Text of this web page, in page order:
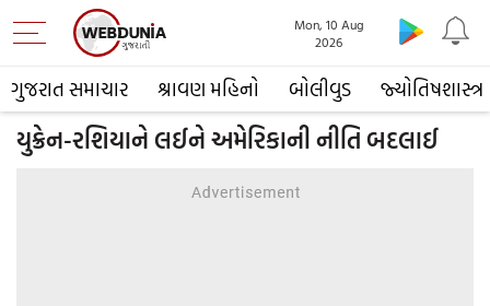
ગુજરાત સમાચાર શ્રાવણ મહિનો બોલીવુડ જ્યોતિષશાસ્ત્ર
Mon, 10 Aug
2026
યુક્રેન-રશિયાને લઈને અમેરિકાની નીતિ બદલાઈ